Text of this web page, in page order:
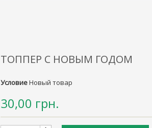
ТОППЕР С НОВЫМ ГОДОМ
УсловиеНовый товар
30,00 грн.